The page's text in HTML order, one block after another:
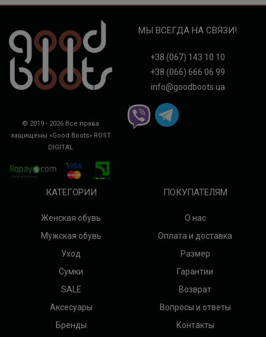
© 2019 - 2026 Все права
защищены «Good Boots» ROST
DIGITAL
МЫ ВСЕГДА НА СВЯЗИ!
+38 (067) 143 10 10
+38 (066) 666 06 99
info@goodboots.ua
КАТЕГОРИИ
Женская обувь
Мужская обувь
Уход
Сумки
SALE
Аксесуары
Бренды
ПОКУПАТЕЛЯМ
О нас
Оплата и доставка
Размер
Гарантии
Возврат
Вопросы и ответы
Контакты